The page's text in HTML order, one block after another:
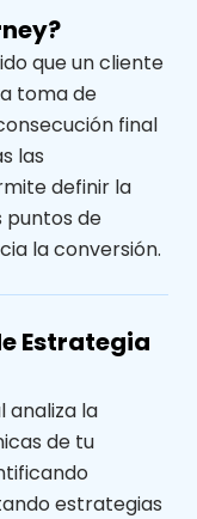
que un cliente
toma de
final
las
definir la
puntos de
la conversión.
Estrategia
analiza la
de tu
estrategias